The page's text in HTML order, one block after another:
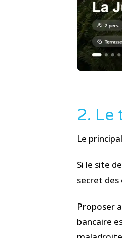
2. Le
Le
Si le site
secret des
Proposer
bancaire